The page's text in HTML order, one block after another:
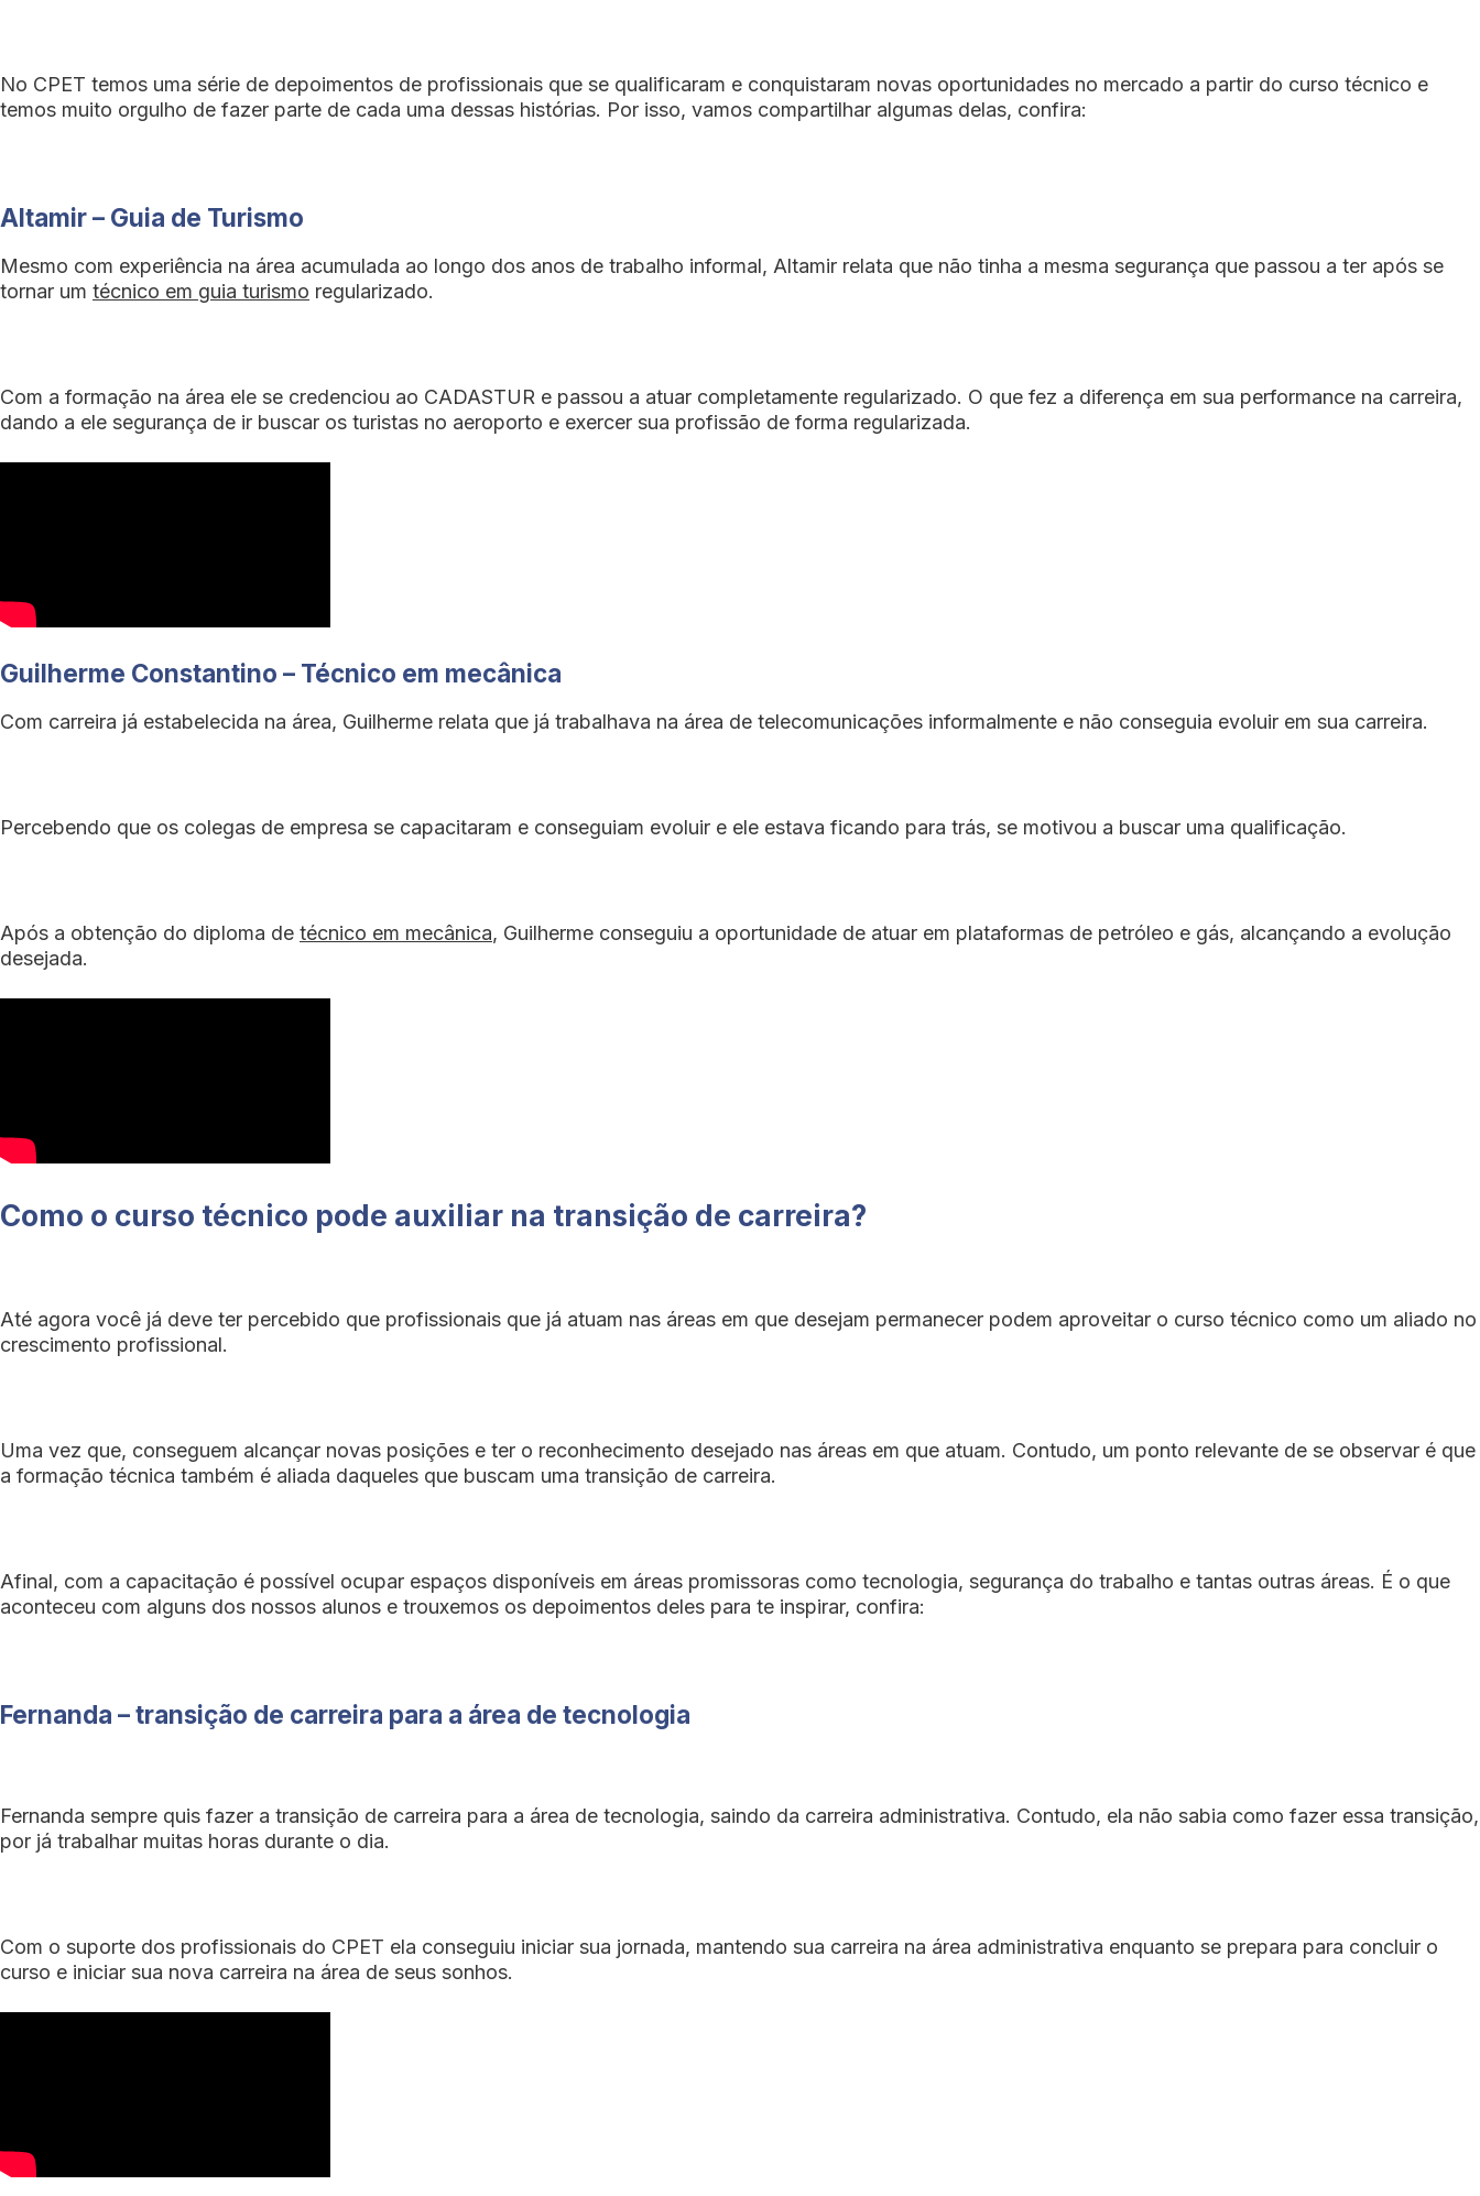
No CPET temos uma série de depoimentos de profissionais que se qualificaram e conquistaram novas oportunidades no mercado a partir do curso técnico e
temos muito orgulho de fazer parte de cada uma dessas histórias. Por isso, vamos compartilhar algumas delas, confira:
Altamir – Guia de Turismo
Mesmo com experiência na área acumulada ao longo dos anos de trabalho informal, Altamir relata que não tinha a mesma segurança que passou a ter após se
tornar um técnico em guia turismo regularizado.
Com a formação na área ele se credenciou ao CADASTUR e passou a atuar completamente regularizado. O que fez a diferença em sua performance na carreira,
dando a ele segurança de ir buscar os turistas no aeroporto e exercer sua profissão de forma regularizada.
Guilherme Constantino – Técnico em mecânica
Com carreira já estabelecida na área, Guilherme relata que já trabalhava na área de telecomunicações informalmente e não conseguia evoluir em sua carreira.
Percebendo que os colegas de empresa se capacitaram e conseguiam evoluir e ele estava ficando para trás, se motivou a buscar uma qualificação.
Após a obtenção do diploma de técnico em mecânica, Guilherme conseguiu a oportunidade de atuar em plataformas de petróleo e gás, alcançando a evolução
desejada.
Como o curso técnico pode auxiliar na transição de carreira?
Até agora você já deve ter percebido que profissionais que já atuam nas áreas em que desejam permanecer podem aproveitar o curso técnico como um aliado no
crescimento profissional.
Uma vez que, conseguem alcançar novas posições e ter o reconhecimento desejado nas áreas em que atuam. Contudo, um ponto relevante de se observar é que
a formação técnica também é aliada daqueles que buscam uma transição de carreira.
Afinal, com a capacitação é possível ocupar espaços disponíveis em áreas promissoras como tecnologia, segurança do trabalho e tantas outras áreas. É o que
aconteceu com alguns dos nossos alunos e trouxemos os depoimentos deles para te inspirar, confira:
Fernanda – transição de carreira para a área de tecnologia
Fernanda sempre quis fazer a transição de carreira para a área de tecnologia, saindo da carreira administrativa. Contudo, ela não sabia como fazer essa transição,
por já trabalhar muitas horas durante o dia.
Com o suporte dos profissionais do CPET ela conseguiu iniciar sua jornada, mantendo sua carreira na área administrativa enquanto se prepara para concluir o
curso e iniciar sua nova carreira na área de seus sonhos.